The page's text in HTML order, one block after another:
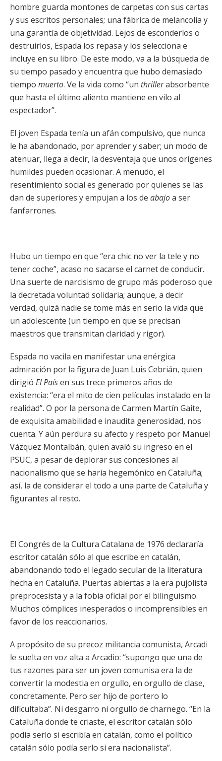
hombre guarda montones de carpetas con sus cartas
y sus escritos personales; una fábrica de melancolía y
una garantía de objetividad. Lejos de esconderlos o
destruirlos, Espada los repasa y los selecciona e
incluye en su libro. De este modo, va a la búsqueda de
su tiempo pasado y encuentra que hubo demasiado
tiempo muerto. Ve la vida como “un thrillerabsorbente
que hasta el último aliento mantiene en vilo al
espectador”.
El joven Espada tenía un afán compulsivo, que nunca
le ha abandonado, por aprender y saber; un modo de
atenuar, llega a decir, la desventaja que unos orígenes
humildes pueden ocasionar. A menudo, el
resentimiento social es generado por quienes se las
dan de superiores y empujan a los de abajoa ser
fanfarrones.
Hubo un tiempo en que “era chic no ver la tele y no
tener coche”, acaso no sacarse el carnet de conducir.
Una suerte de narcisismo de grupo más poderoso que
la decretada voluntad solidaria; aunque, a decir
verdad, quizá nadie se tome más en serio la vida que
un adolescente (un tiempo en que se precisan
maestros que transmitan claridad y rigor).
Espada no vacila en manifestar una enérgica
admiración por la figura de Juan Luis Cebrián, quien
dirigió El Paísen sus trece primeros años de
existencia: “era el mito de cien películas instalado en la
realidad”. O por la persona de Carmen Martín Gaite,
de exquisita amabilidad e inaudita generosidad, nos
cuenta. Y aún perdura su afecto y respeto por Manuel
Vázquez Montalbán, quien avaló su ingreso en el
PSUC, a pesar de deplorar sus concesiones al
nacionalismo que se haría hegemónico en Cataluña;
así, la de considerar el todo a una parte de Cataluña y
figurantes al resto.
El Congrés de la Cultura Catalana de 1976 declararía
escritor catalán sólo al que escribe en catalán,
abandonando todo el legado secular de la literatura
hecha en Cataluña. Puertas abiertas a la era pujolista
preprocesista y a la fobia oficial por el bilingüismo.
Muchos cómplices inesperados o incomprensibles en
favor de los reaccionarios.
A propósito de su precoz militancia comunista, Arcadi
le suelta en voz alta a Arcadio: “supongo que una de
tus razones para ser un joven comunisa era la de
convertir la modestia en orgullo, en orgullo de clase,
concretamente. Pero ser hijo de portero lo
dificultaba”. Ni desgarro ni orgullo de charnego. “En la
Cataluña donde te criaste, el escritor catalán sólo
podía serlo si escribía en catalán, como el político
catalán sólo podía serlo si era nacionalista”.